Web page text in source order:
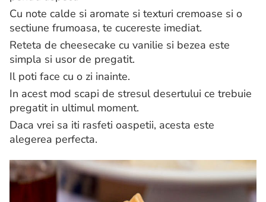
Cu note calde si aromate si texturi cremoase si o
sectiune frumoasa, te cucereste imediat.
Reteta de cheesecake cu vanilie si bezea este
simpla si usor de pregatit.
Il poti face cu o zi inainte.
In acest mod scapi de stresul desertului ce trebuie
pregatit in ultimul moment.
Daca vrei sa iti rasfeti oaspetii, acesta este
alegerea perfecta.